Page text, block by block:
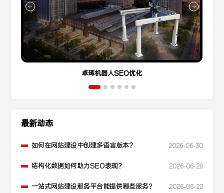
卓珲机器人SEO优化
最新动态
如何在网站建设中创建多语言版本？ 2026-06-30
结构化数据如何助力SEO表现？ 2026-06-29
一站式网站建设服务平台能提供哪些服务？ 2026-06-22